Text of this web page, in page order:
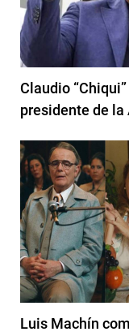
Claudio
presidente de la
Luis Machín